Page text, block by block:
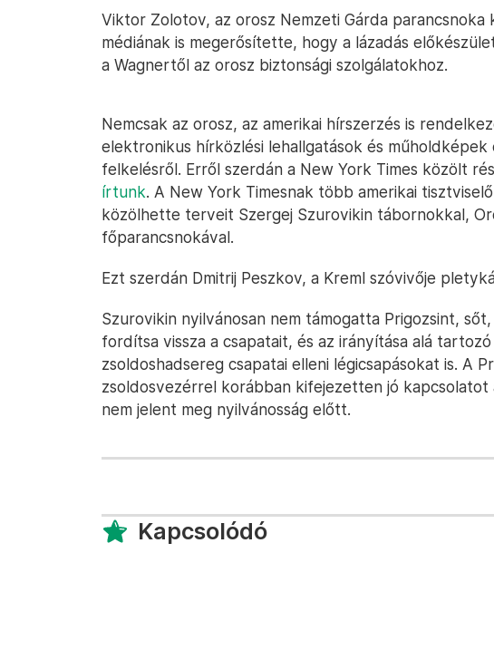
Viktor Zolotov, az orosz Nemzeti Gárda parancsnoka
médiának is megerősítette, hogy a lázadás
a Wagnertől az orosz biztonsági szolgálatokhoz.
Nemcsak az orosz, az amerikai hírszerzés is
elektronikus hírközlési lehallgatások és
felkelésről. Erről szerdán a New York Times közölt
írtunk. A New York Timesnak több amerikai
közölhette terveit Szergej Szurovikin tábornokkal,
főparancsnokával.
Ezt szerdán Dmitrij Peszkov, a Kreml szóvivője
Szurovikin nyilvánosan nem támogatta Prigozsint,
fordítsa vissza a csapatait, és az irányítása alá
zsoldoshadsereg csapatai elleni légicsapásokat is. A
zsoldosvezérrel korábban kifejezetten jó
nem jelent meg nyilvánosság előtt.
Kapcsolódó